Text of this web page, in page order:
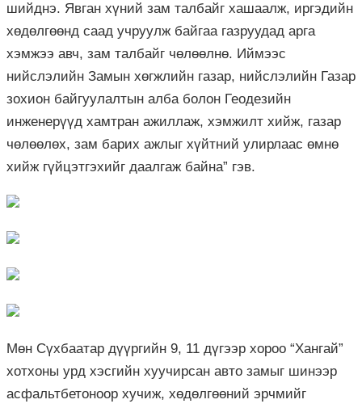
шийднэ. Явган хүний зам талбайг хашаалж, иргэдийн
хөдөлгөөнд саад учруулж байгаа газруудад арга
хэмжээ авч, зам талбайг чөлөөлнө. Иймээс
нийслэлийн Замын хөгжлийн газар, нийслэлийн Газар
зохион байгуулалтын алба болон Геодезийн
инженерүүд хамтран ажиллаж, хэмжилт хийж, газар
чөлөөлөх, зам барих ажлыг хүйтний улирлаас өмнө
хийж гүйцэтгэхийг даалгаж байна” гэв.
Мөн Сүхбаатар дүүргийн 9, 11 дүгээр хороо “Хангай”
хотхоны урд хэсгийн хуучирсан авто замыг шинээр
асфальтбетоноор хучиж, хөдөлгөөний эрчмийг